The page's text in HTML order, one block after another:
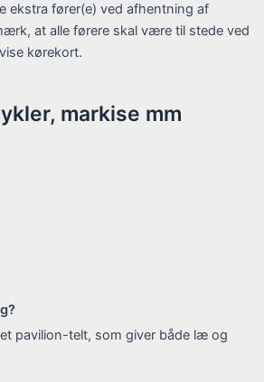
ekstra fører(e) ved afhentning af
at alle førere skal være til stede ved
kørekort.
markise mm
pavilion-telt, som giver både læ og